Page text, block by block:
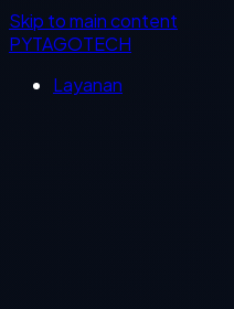
Skip to main content
PYTAGOTECH
Layanan